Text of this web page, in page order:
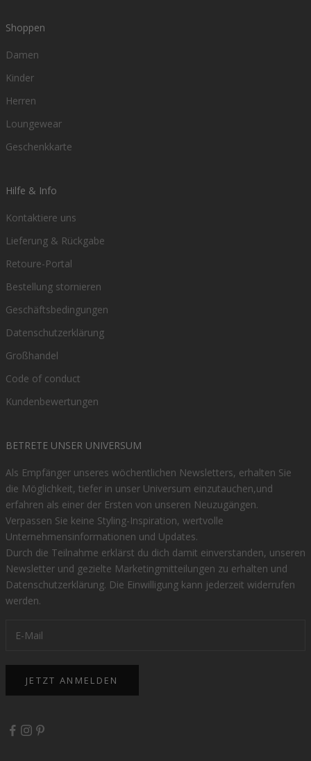
Shoppen
Damen
Kinder
Herren
Loungewear
Geschenkkarte
Hilfe & Info
Kontaktiere uns
Lieferung & Rückgabe
Retoure-Portal
Bestellung stornieren
Geschäftsbedingungen
Datenschutzerklärung
Großhandel
Code of conduct
Kundenbewertungen
BETRETE UNSER UNIVERSUM
Als Empfänger unseres wöchentlichen Newsletters, erhalten Sie
die Möglichkeit, tiefer in unser Universum einzutauchen,und
erfahren als einer der Ersten von unseren Neuzugängen.
Verpassen Sie keine Styling-Inspiration, wertvolle
Unternehmensinformationen und Updates.
Durch die Teilnahme erklärst du dich damit einverstanden, unseren
Newsletter und gezielte Marketingmitteilungen zu erhalten und
Datenschutzerklärung. Die Einwilligung kann jederzeit widerrufen
werden.
JETZT ANMELDEN